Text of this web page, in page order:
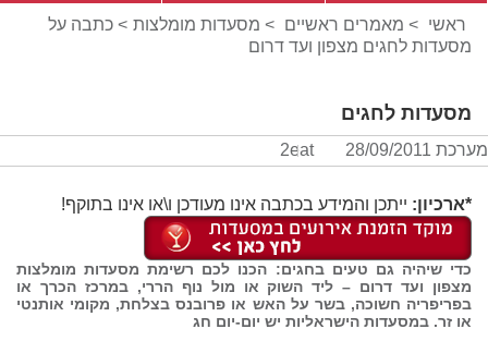
ראשי > מאמרים ראשיים > מסעדות מומלצות > כתבה על
מסעדות לחגים מצפון ועד דרום
מסעדות לחגים
מערכת 2eat 28/09/2011
*ארכיון: ייתכן והמידע בכתבה אינו מעודכן ו\או אינו בתוקף!
כדי שיהיה גם טעים בחגים: הכנו לכם רשימת מסעדות מומלצות
מצפון ועד דרום – ליד השוק או מול נוף הררי, במרכז הכרך או
בפריפריה חשוכה, בשר על האש או פרובנס בצלחת, מקומי אותנטי
או זר. במסעדות הישראליות יש יום-יום חג